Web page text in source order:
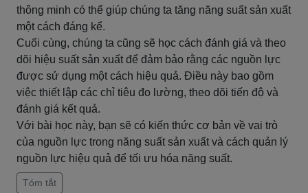
thông minh có thể giúp chúng ta tăng năng suất sản xuất
một cách đáng kể.
Cuối cùng, chúng ta cũng sẽ học cách đánh giá và theo
dõi hiệu suất sản xuất để đảm bảo rằng các nguồn lực
được sử dụng một cách hiệu quả. Điều này bao gồm
việc thiết lập các chỉ tiêu đo lường, theo dõi tiến độ và
đánh giá kết quả.
Với bài học này, bạn sẽ có kiến thức cơ bản về vai trò
của nguồn lực trong năng suất sản xuất và cách quản lý
nguồn lực hiệu quả để tối ưu hóa năng suất.
Tóm tắt